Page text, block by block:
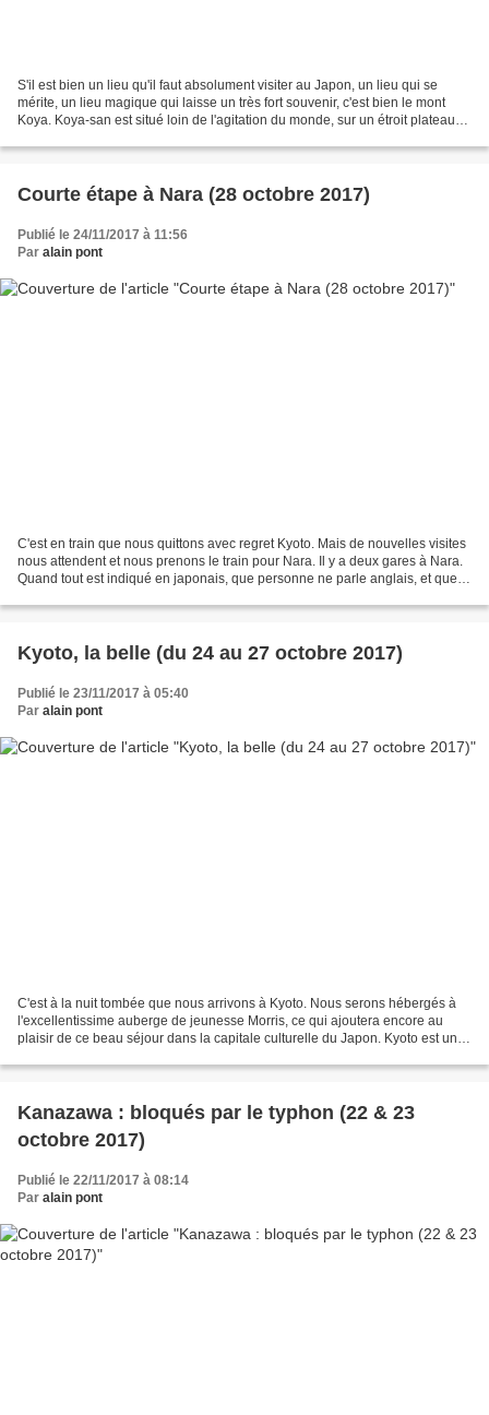
S'il est bien un lieu qu'il faut absolument visiter au Japon, un lieu qui se
mérite, un lieu magique qui laisse un très fort souvenir, c'est bien le mont
Koya. Koya-san est situé loin de l'agitation du monde, sur un étroit plateau
Courte étape à Nara (28 octobre 2017)
Publié le 24/11/2017 à 11:56
Par alain pont
C'est en train que nous quittons avec regret Kyoto. Mais de nouvelles visites
nous attendent et nous prenons le train pour Nara. Il y a deux gares à Nara.
Quand tout est indiqué en japonais, que personne ne parle anglais, et que
Kyoto, la belle (du 24 au 27 octobre 2017)
Publié le 23/11/2017 à 05:40
Par alain pont
C'est à la nuit tombée que nous arrivons à Kyoto. Nous serons hébergés à
l'excellentissime auberge de jeunesse Morris, ce qui ajoutera encore au
plaisir de ce beau séjour dans la capitale culturelle du Japon. Kyoto est une
Kanazawa : bloqués par le typhon (22 & 23
octobre 2017)
Publié le 22/11/2017 à 08:14
Par alain pont